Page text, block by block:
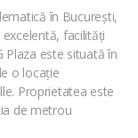
în București,
facilități
Plaza este situată în
o locație
Proprietatea este
de metrou